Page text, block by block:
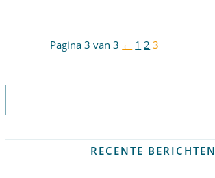
Pagina 3 van 3 ← 1 2 3
RECENTE BERICHTEN